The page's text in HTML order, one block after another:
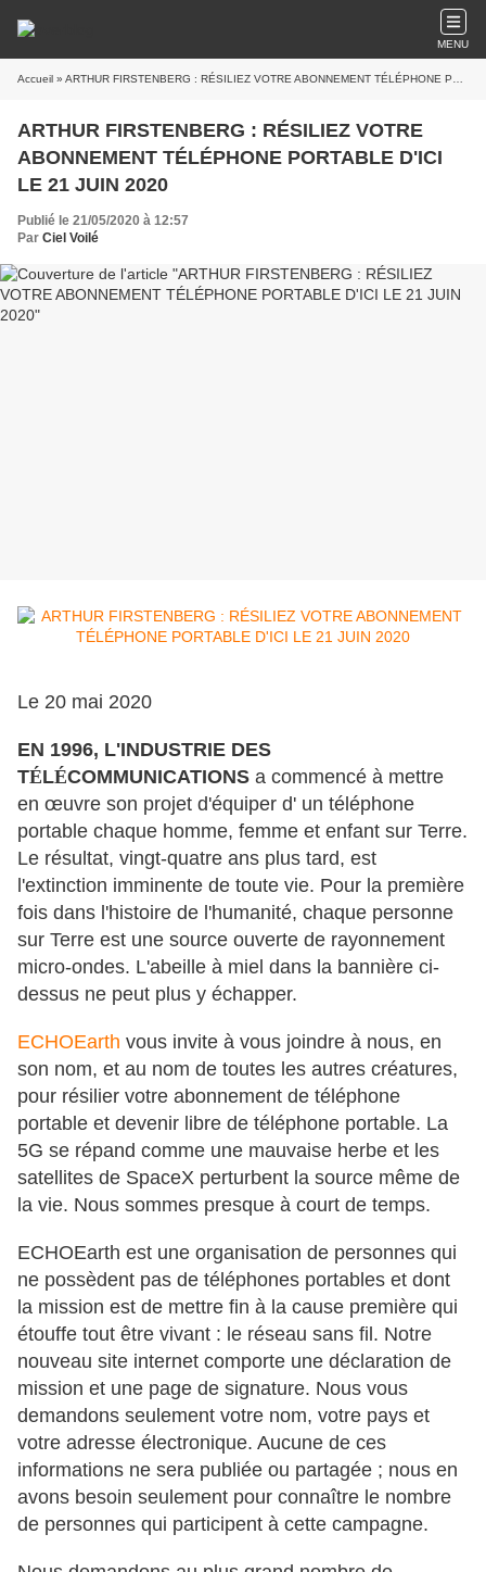
MENU
Accueil » ARTHUR FIRSTENBERG : RÉSILIEZ VOTRE ABONNEMENT TÉLÉPHONE PORTABLE D'ICI LE 21 JUIN 2020
ARTHUR FIRSTENBERG : RÉSILIEZ VOTRE
ABONNEMENT TÉLÉPHONE PORTABLE D'ICI
LE 21 JUIN 2020
Publié le 21/05/2020 à 12:57
Par Ciel Voilé
Le 20 mai 2020
EN 1996, L'INDUSTRIE DES
TÉLÉCOMMUNICATIONS a commencé à mettre
en œuvre son projet d'équiper d' un téléphone
portable chaque homme, femme et enfant sur Terre.
Le résultat, vingt-quatre ans plus tard, est
l'extinction imminente de toute vie. Pour la première
fois dans l'histoire de l'humanité, chaque personne
sur Terre est une source ouverte de rayonnement
micro-ondes. L'abeille à miel dans la bannière ci-
dessus ne peut plus y échapper.
ECHOEarth vous invite à vous joindre à nous, en
son nom, et au nom de toutes les autres créatures,
pour résilier votre abonnement de téléphone
portable et devenir libre de téléphone portable. La
5G se répand comme une mauvaise herbe et les
satellites de SpaceX perturbent la source même de
la vie. Nous sommes presque à court de temps.
ECHOEarth est une organisation de personnes qui
ne possèdent pas de téléphones portables et dont
la mission est de mettre fin à la cause première qui
étouffe tout être vivant : le réseau sans fil. Notre
nouveau site internet comporte une déclaration de
mission et une page de signature. Nous vous
demandons seulement votre nom, votre pays et
votre adresse électronique. Aucune de ces
informations ne sera publiée ou partagée ; nous en
avons besoin seulement pour connaître le nombre
de personnes qui participent à cette campagne.